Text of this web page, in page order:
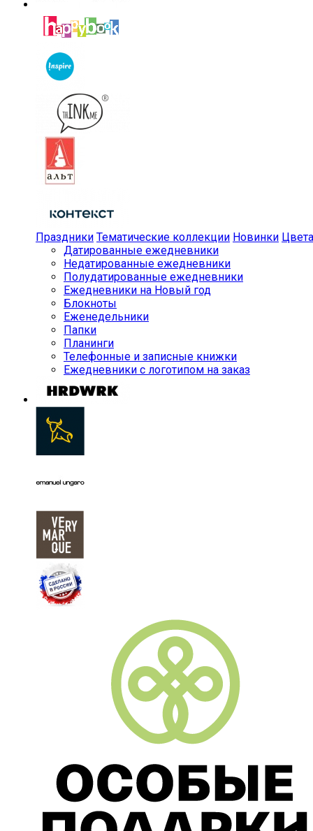
Праздники Тематические коллекции Новинки Цвета
Датированные ежедневники
Недатированные ежедневники
Полудатированные ежедневники
Ежедневники на Новый год
Блокноты
Еженедельники
Папки
Планинги
Телефонные и записные книжки
Ежедневники с логотипом на заказ